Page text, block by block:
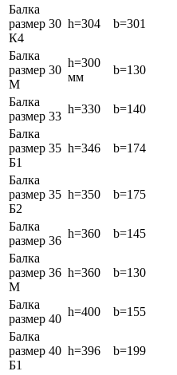
Балка
размер 30
К4
h=304 b=301
Балка
размер 30
М
h=300
мм
b=130
Балка
размер 33
h=330 b=140
Балка
размер 35
Б1
h=346 b=174
Балка
размер 35
Б2
h=350 b=175
Балка
размер 36
h=360 b=145
Балка
размер 36
М
h=360 b=130
Балка
размер 40
h=400 b=155
Балка
размер 40
Б1
h=396 b=199